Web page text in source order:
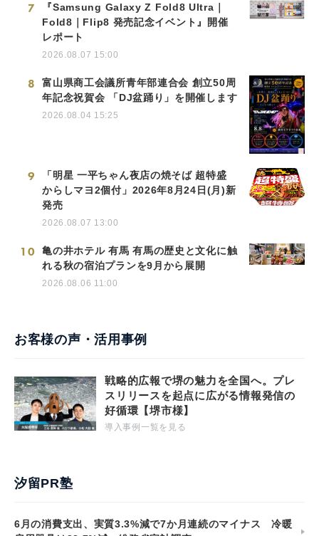
7
『Samsung Galaxy Z Fold8 Ultra｜
Fold8｜Flip8 発売記念イベント』開催
レポート
2026.08.07 15:00
8
富山県商工会議所青年部連合会 創立50周
年記念祝賀会 「DJ盆踊り」を開催します
2026.08.04 15:25
9
「明星 一平ちゃん夜店の焼そば 超特盛
からしマヨ2個付」2026年8月24日(月)新
発売
2026.08.07 13:00
10
亀の井ホテル 有馬 有馬の歴史と文化に触
れる秋の宿泊プランを9月から展開
2026.08.06 11:00
お客様の声・活用事例
戦略的広報で堺の魅力を全国へ。プレ
スリリースを起点に広がる情報発信の
好循環【堺市様】
導入事例一覧を見る
汐留PR塾
6月の消費支出、実質3.3%減で7か月連続のマイナス 冷暖